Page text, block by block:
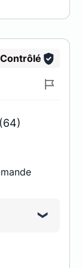
Contrôlé